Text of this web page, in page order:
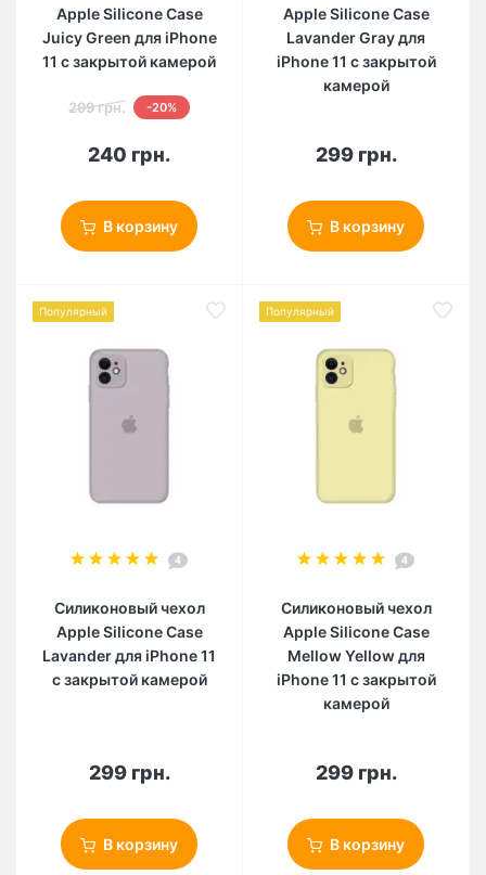
Apple Silicone Case
Juicy Green для iPhone
11 с закрытой камерой
299 грн. -20%
240 грн.
В корзину
Apple Silicone Case
Lavander Gray для
iPhone 11 с закрытой
камерой
299 грн.
В корзину
Популярный
4
Силиконовый чехол
Apple Silicone Case
Lavander для iPhone 11
с закрытой камерой
299 грн.
В корзину
Популярный
4
Силиконовый чехол
Apple Silicone Case
Mellow Yellow для
iPhone 11 с закрытой
камерой
299 грн.
В корзину